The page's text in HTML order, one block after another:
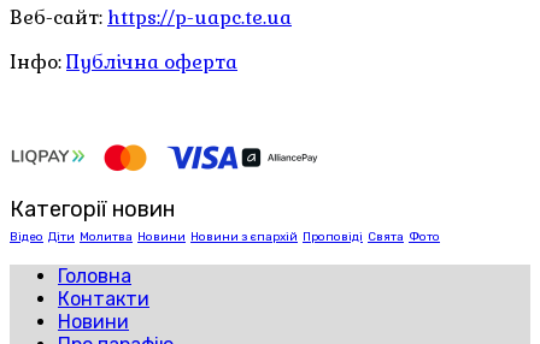
Веб-сайт: https://p-uapc.te.ua
Інфо:Публічна оферта
Категорії новин
Відео Діти Молитва Новини Новини з єпархій Проповіді Свята Фото
Головна
Контакти
Новини